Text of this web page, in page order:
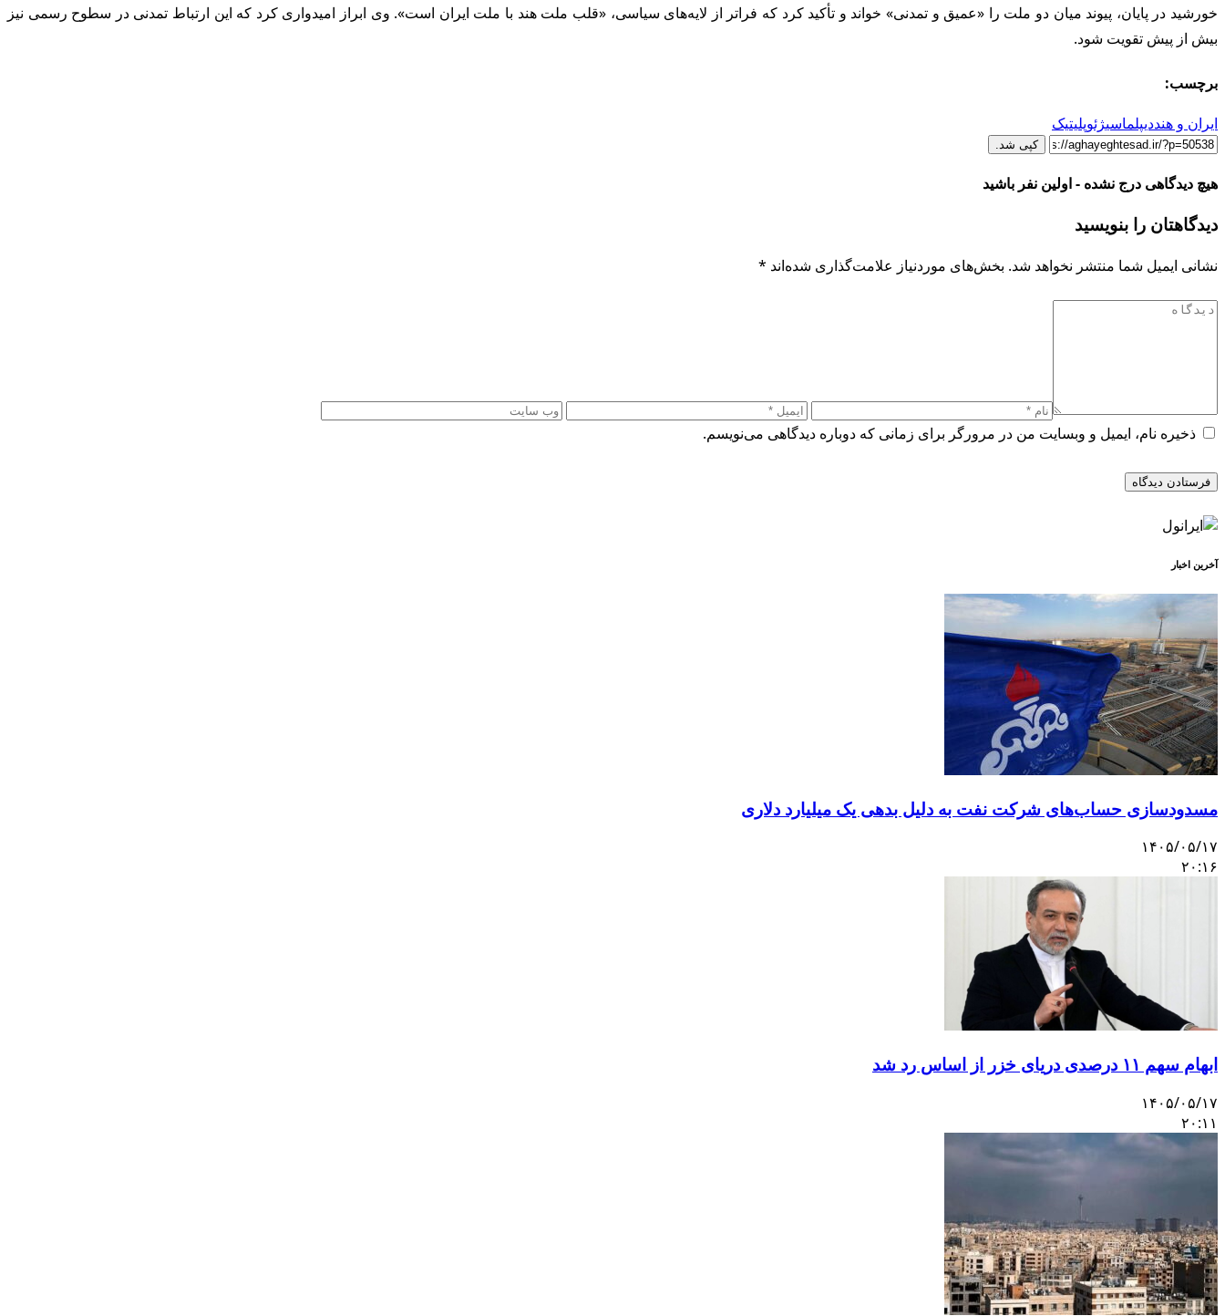
خورشید در پایان، پیوند میان دو ملت را «عمیق و تمدنی» خواند و تأکید کرد که فراتر از لایه‌های سیاسی، «قلب ملت هند با ملت ایران است». وی ابراز امیدواری کرد که این ارتباط تمدنی در سطوح رسمی نیز
بیش از پیش تقویت شود.
برچسب:
ایران و هنددیپلماسیژئوپلیتیک
کپی شد.
هیچ دیدگاهی درج نشده - اولین نفر باشید
دیدگاهتان را بنویسید
نشانی ایمیل شما منتشر نخواهد شد. بخش‌های موردنیاز علامت‌گذاری شده‌اند *
ذخیره نام، ایمیل و وبسایت من در مرورگر برای زمانی که دوباره دیدگاهی می‌نویسم.
آخرین اخبار
مسدودسازی حساب‌های شرکت نفت به دلیل بدهی یک میلیارد دلاری
۱۴۰۵/۰۵/۱۷
۲۰:۱۶
ابهام سهم ۱۱ درصدی دریای خزر از اساس رد شد
۱۴۰۵/۰۵/۱۷
۲۰:۱۱